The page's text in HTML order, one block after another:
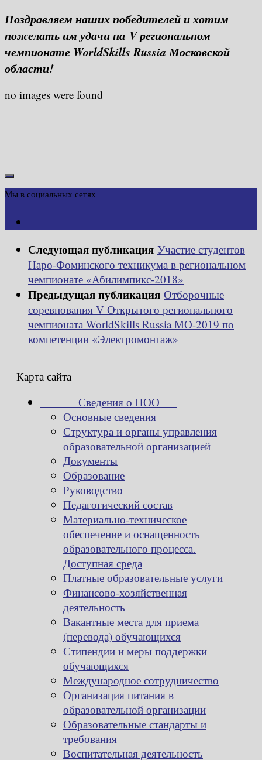
Поздравляем наших победителей и хотим
пожелать им удачи на V региональном
чемпионате WorldSkills Russia Московской
области!
no images were found
Мы в социальных сетях
Следующая публикация Участие студентов
Наро-Фоминского техникума в региональном
чемпионате «Абилимпикс-2018»
Предыдущая публикация Отборочные
соревнования V Открытого регионального
чемпионата WorldSkills Russia МО-2019 по
компетенции «Электромонтаж»
Карта сайта
Сведения о ПОО
Основные сведения
Структура и органы управления
образовательной организацией
Документы
Образование
Руководство
Педагогический состав
Материально-техническое
обеспечение и оснащенность
образовательного процесса.
Доступная среда
Платные образовательные услуги
Финансово-хозяйственная
деятельность
Вакантные места для приема
(перевода) обучающихся
Стипендии и меры поддержки
обучающихся
Международное сотрудничество
Организация питания в
образовательной организации
Образовательные стандарты и
требования
Воспитательная деятельность